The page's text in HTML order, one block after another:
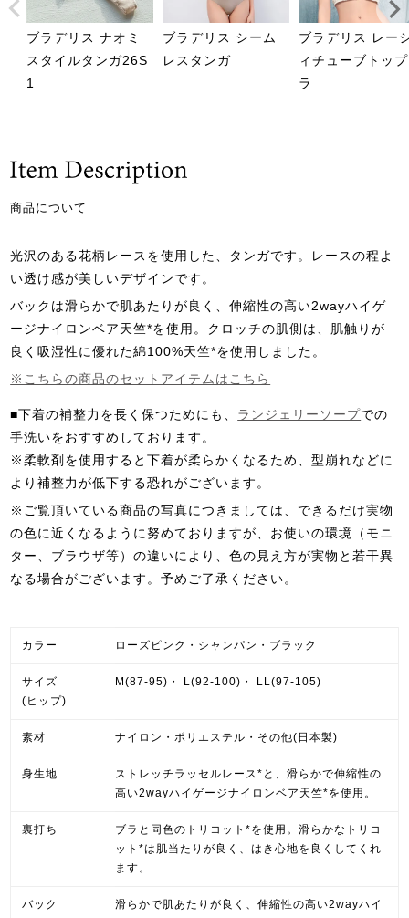
ブラデリス ナオミ
スタイルタンガ26S
1
ブラデリス シーム
レスタンガ
ブラデリス レー
ィチューブトッ
ラ
商品について
光沢のある花柄レースを使用した、タンガです。レースの程よ
い透け感が美しいデザインです。
バックは滑らかで肌あたりが良く、伸縮性の高い2wayハイゲ
ージナイロンベア天竺*を使用。クロッチの肌側は、肌触りが
良く吸湿性に優れた綿100%天竺*を使用しました。
※こちらの商品のセットアイテムはこちら
■下着の補整力を長く保つためにも、 ランジェリーソープでの
手洗いをおすすめしております。
※柔軟剤を使用すると下着が柔らかくなるため、型崩れなどに
より補整力が低下する恐れがございます。
※ご覧頂いている商品の写真につきましては、できるだけ実物
の色に近くなるように努めておりますが、お使いの環境（モニ
ター、ブラウザ等）の違いにより、色の見え方が実物と若干異
なる場合がございます。予めご了承ください。
カラー ローズピンク・シャンパン・ブラック
サイズ
(ヒップ)
M(87-95)・ L(92-100)・ LL(97-105)
素材 ナイロン・ポリエステル・その他(日本製)
身生地
ストレッチラッセルレース*と、滑らかで伸縮性の
高い2wayハイゲージナイロンベア天竺*を使用。
裏打ち
ブラと同色のトリコット*を使用。滑らかなトリコ
ット*は肌当たりが良く、はき心地を良くしてくれ
ます。
バック
滑らかで肌あたりが良く、伸縮性の高い2wayハイ